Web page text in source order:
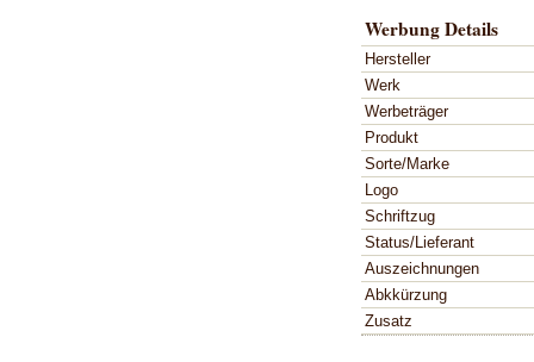
Werbung Details
Hersteller
Werk
Werbeträger
Produkt
Sorte/Marke
Logo
Schriftzug
Status/Lieferant
Auszeichnungen
Abkkürzung
Zusatz